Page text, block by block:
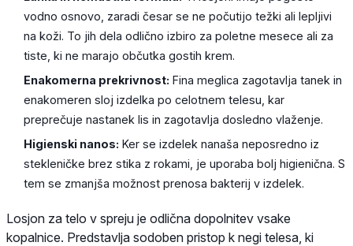
vodno osnovo, zaradi česar se ne počutijo težki ali lepljivi
na koži. To jih dela odlično izbiro za poletne mesece ali za
tiste, ki ne marajo občutka gostih krem.
Enakomerna prekrivnost: Fina meglica zagotavlja tanek in
enakomeren sloj izdelka po celotnem telesu, kar
preprečuje nastanek lis in zagotavlja dosledno vlaženje.
Higienski nanos: Ker se izdelek nanaša neposredno iz
stekleničke brez stika z rokami, je uporaba bolj higienična. S
tem se zmanjša možnost prenosa bakterij v izdelek.
Losjon za telo v spreju je odlična dopolnitev vsake
kopalnice. Predstavlja sodoben pristop k negi telesa, ki